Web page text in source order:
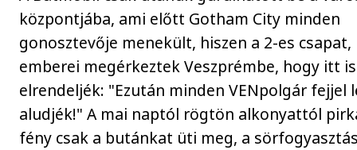
központjába, ami előtt Gotham City minden
gonosztevője menekült, hiszen a 2-es csapat,
emberei megérkeztek Veszprémbe, hogy itt is
elrendeljék: "Ezután minden VENpolgár fejjel
aludjék!" A mai naptól rögtön alkonyattól
fény csak a butánkat üti meg, a